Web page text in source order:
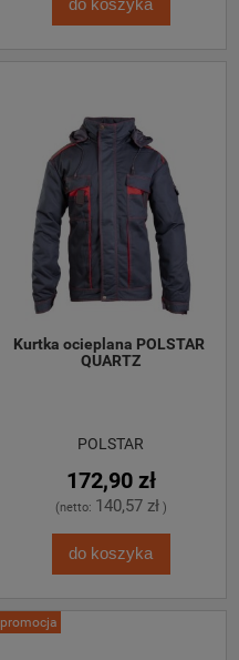
do koszyka
Kurtka ocieplana POLSTAR
QUARTZ
POLSTAR
172,90 zł
(netto: 140,57 zł)
do koszyka
promocja